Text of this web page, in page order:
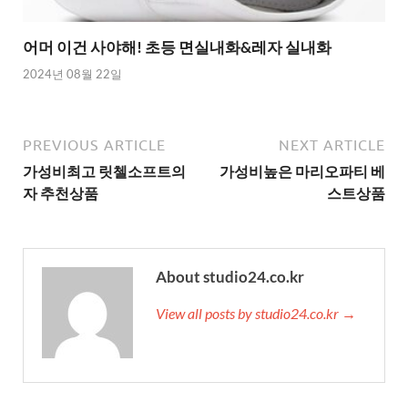
어머 이건 사야해! 초등 면실내화&레자 실내화
2024년 08월 22일
PREVIOUS ARTICLE
가성비최고 릿첼소프트의
자 추천상품
NEXT ARTICLE
가성비높은 마리오파티 베
스트상품
About studio24.co.kr
View all posts by studio24.co.kr →